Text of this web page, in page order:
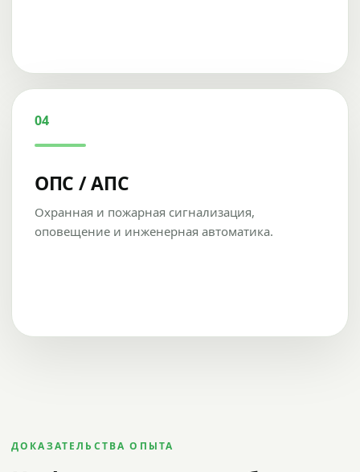
04
ОПС / АПС
Охранная и пожарная сигнализация,
оповещение и инженерная автоматика.
ДОКАЗАТЕЛЬСТВА ОПЫТА